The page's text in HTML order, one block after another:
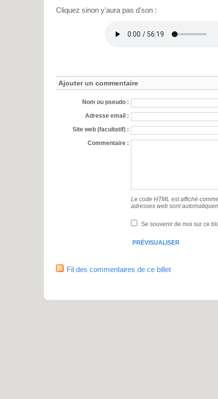
Cliquez sinon y'aura pas d'son :
Ajouter un commentaire
Nom ou pseudo :
Adresse email :
Site web (facultatif) :
Commentaire :
Le code HTML est affiché
adresses web sont
Se souvenir de moi sur ce
Fil des commentaires de ce billet